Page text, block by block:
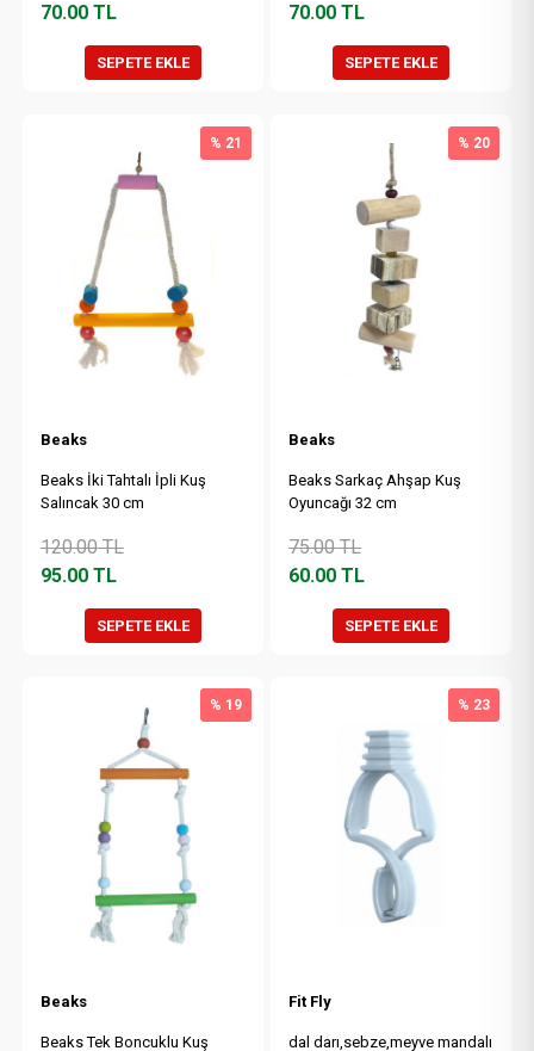
70.00TL
SEPETE EKLE
70.00 TL
SEPETE EKLE
Beaks
Beaks İki Tahtalı İpli Kuş
Salıncak 30 cm
120.00TL
95.00TL
% 21
SEPETE EKLE
Beaks
Beaks Sarkaç Ahşap Kuş
Oyuncağı 32 cm
75.00TL
60.00 TL
% 20
SEPETE EKLE
Beaks
Beaks Tek Boncuklu Kuş
% 19
Fit Fly
dal darı,sebze,meyve mandalı
% 23